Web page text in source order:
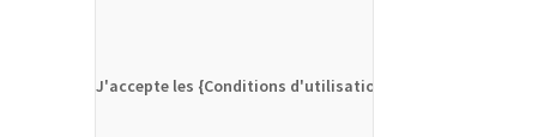
J'accepte les {Conditions d'utilisation}